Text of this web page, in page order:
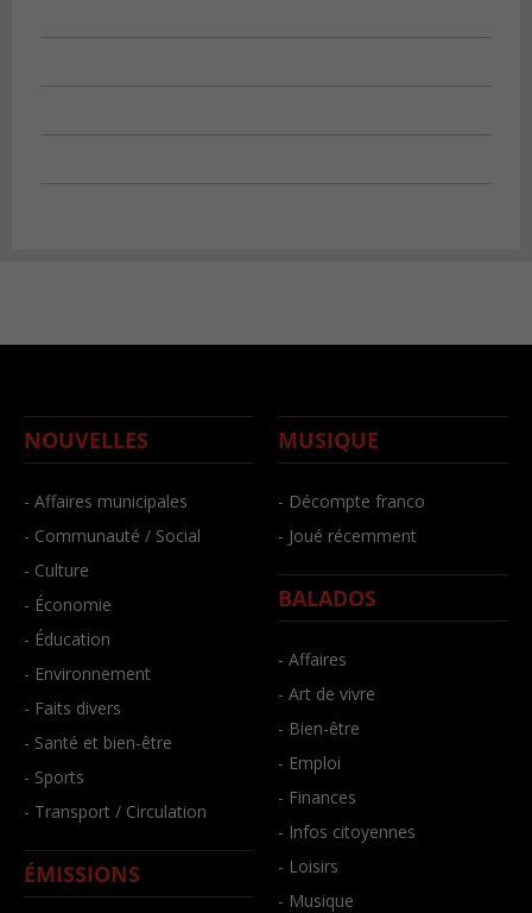
NOUVELLES
- Affaires municipales
- Communauté / Social
- Culture
- Économie
- Éducation
- Environnement
- Faits divers
- Santé et bien-être
- Sports
- Transport / Circulation
ÉMISSIONS
MUSIQUE
- Décompte franco
- Joué récemment
BALADOS
- Affaires
- Art de vivre
- Bien-être
- Emploi
- Finances
- Infos citoyennes
- Loisirs
- Musique